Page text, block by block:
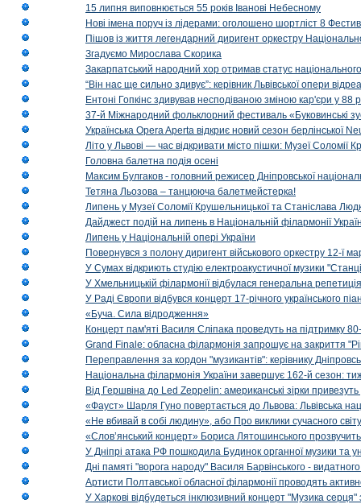
15 липня виповнюється 55 років Іванові Небесному
Нові імена поруч із лідерами: оголошено шортліст 8
Пішов із життя легендарний диригент оркестру
Згадуємо Мирослава Скорика
Закарпатський народний хор отримав статус національного
“Він нас ще сильно здивує”: керівник Львівської опери
Ентоні Гопкінс здивував несподіваною зміною кар'єри у 88
37-й Міжнародний фольклорний фестиваль «Буковинські
Українська Opera Aperta відкриє новий сезон берлінської
Літо у Львові — час відкривати місто пішки: Музеї Соломії
Головна балетна подія осені
Максим Булгаков - головний режисер Дніпровської
Тетяна Льозова – танцююча балетмейстерка!
Липень у Музеї Соломії Крушельницької та Станіслава
Дайджест подій на липень в Національній філармонії
Липень у Національній опері України
Повернувся з полону диригент військового оркестру 12-ї
У Сумах відкриють студію електроакустичної музики
У Хмельницькій філармонії відбулася генеральна
У Раді Європи відбувся концерт 17-річного українського
«Буча. Сила відродження»
Концерт пам'яті Василя Сліпака проведуть на підтримку
Grand Finale: обласна філармонія запрошує на закриття
Переправлення за кордон "музикантів": керівнику
Національна філармонія України завершує 162-й сезон:
Від Гершвіна до Led Zeppelin: американські зірки
«Фауст» Шарля Гуно повертається до Львова: Львівська
«Не вбивай в собі людину», або Про виклики сучасного світу
«Слов’янський концерт» Бориса Лятошинського
У Дніпрі атака РФ пошкодила Будинок органної музики та
Дні памяті "ворога народу" Василя Барвінського -
Артисти Полтавської обласної філармонії проводять
У Харкові відбудеться інклюзивний концерт "Музика